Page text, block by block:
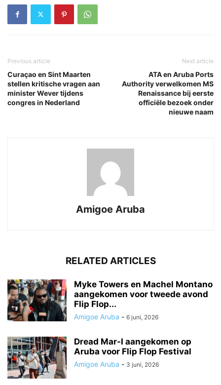
Previous article
Curaçao en Sint Maarten
stellen kritische vragen aan
minister Wever tijdens
congres in Nederland
Next article
ATA en Aruba Ports
Authority verwelkomen MS
Renaissance bij eerste
officiële bezoek onder
nieuwe naam
Amigoe Aruba
RELATED ARTICLES
Myke Towers en Machel Montano
aangekomen voor tweede avond
Flip Flop...
Amigoe Aruba - 6 juni, 2026
Dread Mar-I aangekomen op
Aruba voor Flip Flop Festival
Amigoe Aruba - 3 juni, 2026